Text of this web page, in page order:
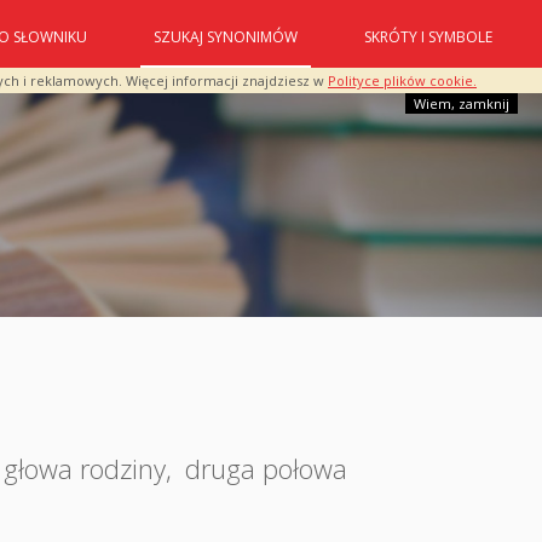
i reklamowych. Więcej informacji znajdziesz w Polityce plików cookie.
Wiem, zamknij
O SŁOWNIKU SZUKAJ SYNONIMÓW SKRÓTY I SYMBOLE
głowa rodziny, druga połowa